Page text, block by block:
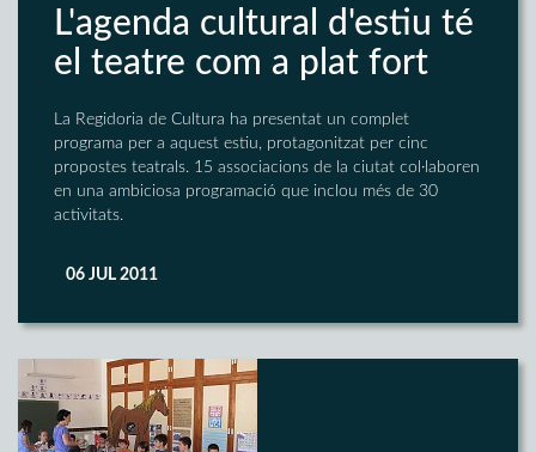
L'agenda cultural d'estiu té
el teatre com a plat fort
La Regidoria de Cultura ha presentat un complet
programa per a aquest estiu, protagonitzat per cinc
propostes teatrals. 15 associacions de la ciutat col·laboren
en una ambiciosa programació que inclou més de 30
activitats.
06 JUL 2011